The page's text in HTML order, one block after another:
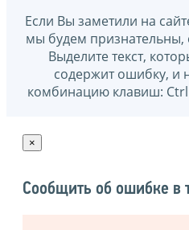
Если Вы заметили на
мы будем
Выделите текст,
содержит ошибку, и
комбинацию клавиш:
×
Сообщить об ошибке в